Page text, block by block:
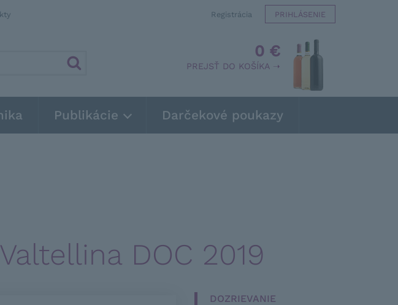
Registrácia PRIHLÁSENIE
0 €
PREJSŤ DO KOŠÍKA ➝
Publikácie Darčekové poukazy
DOC 2019
DOZRIEVANIE